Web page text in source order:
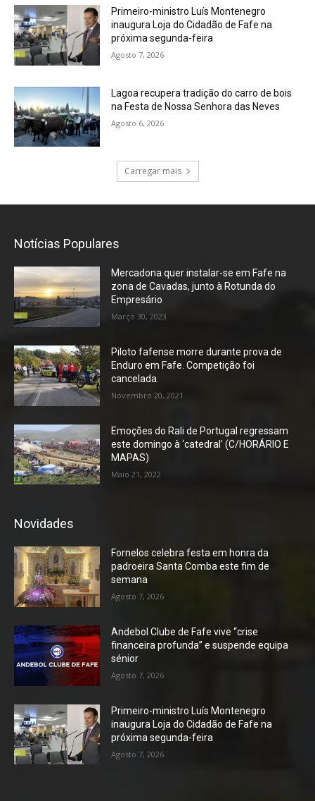
Primeiro-ministro Luís Montenegro
inaugura Loja do Cidadão de Fafe na
próxima segunda-feira
Agosto 7, 2026
Lagoa recupera tradição do carro de bois
na Festa de Nossa Senhora das Neves
Agosto 6, 2026
Carregar mais
Notícias Populares
Mercadona quer instalar-se em Fafe na
zona de Cavadas, junto à Rotunda do
Empresário
Março 30, 2023
Piloto fafense morre durante prova de
Enduro em Fafe. Competição foi
cancelada.
Novembro 20, 2021
Emoções do Rali de Portugal regressam
este domingo à ‘catedral’ (C/HORÁRIO E
MAPAS)
Maio 21, 2022
Novidades
Fornelos celebra festa em honra da
padroeira Santa Comba este fim de
semana
Agosto 7, 2026
Andebol Clube de Fafe vive “crise
financeira profunda” e suspende equipa
sénior
Agosto 7, 2026
Primeiro-ministro Luís Montenegro
inaugura Loja do Cidadão de Fafe na
próxima segunda-feira
Agosto 7, 2026